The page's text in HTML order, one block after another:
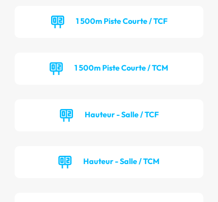
1 500m Piste Courte / TCF
1 500m Piste Courte / TCM
Hauteur - Salle / TCF
Hauteur - Salle / TCM